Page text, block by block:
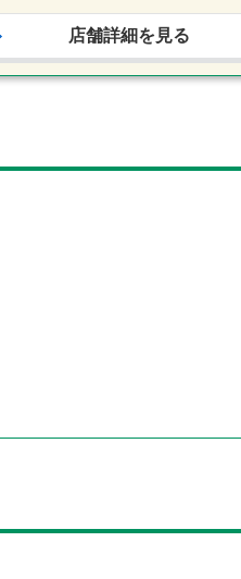
店舗詳細を見る